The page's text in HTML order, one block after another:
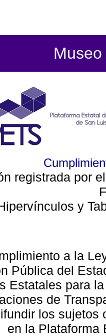
registrada por
y
a la
Pública del
Estatales para
de
los sujetos
en la Plataforma